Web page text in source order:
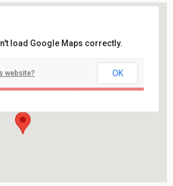
load Google Maps correctly.
website? OK